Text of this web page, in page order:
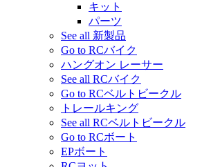
キット
パーツ
See all 新製品
Go to RCバイク
ハングオン レーサー
See all RCバイク
Go to RCベルトビークル
トレールキング
See all RCベルトビークル
Go to RCボート
EPボート